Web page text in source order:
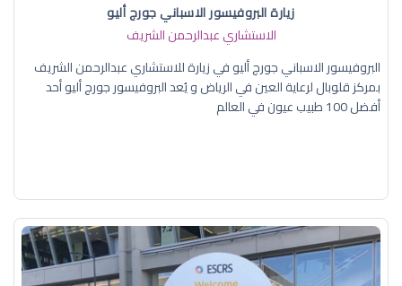
زيارة البروفيسور الاسباني جورج أليو
الاستشاري عبدالرحمن الشريف
البروفيسور الاسباني جورج أليو في زيارة للاستشاري عبدالرحمن الشريف
بمركز قلوبال لرعاية العين في الرياض و يُعد البروفيسور جورج أليو أحد
أفضل 100 طبيب عيون في العالم